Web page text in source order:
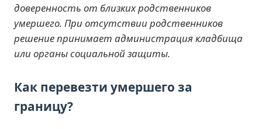
доверенность от близких родственников
умершего. При отсутствии родственников
решение принимает администрация кладбища
или органы социальной защиты.
Как перевезти умершего за
границу?